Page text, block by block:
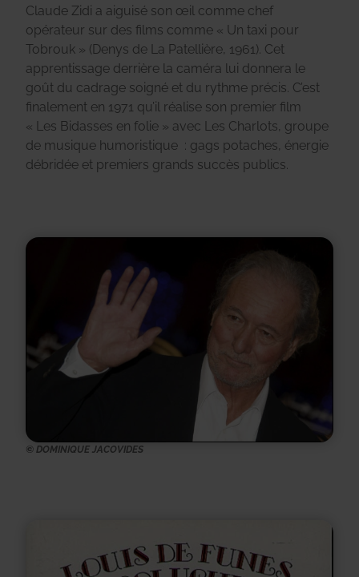
Claude Zidi a aiguisé son œil comme chef
opérateur sur des films comme « Un taxi pour
Tobrouk » (Denys de La Patellière, 1961). Cet
apprentissage derrière la caméra lui donnera le
goût du cadrage soigné et du rythme précis. C’est
finalement en 1971 qu’il réalise son premier film
« Les Bidasses en folie » avec Les Charlots, groupe
de musique humoristique : gags potaches, énergie
débridée et premiers grands succès publics.
© DOMINIQUE JACOVIDES